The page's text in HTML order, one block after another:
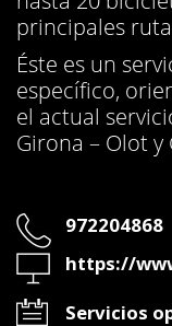
principales
Éste es un
específico,
el actual
Girona – Olot y
Teléfono
972204868
Web
https://
Servicios